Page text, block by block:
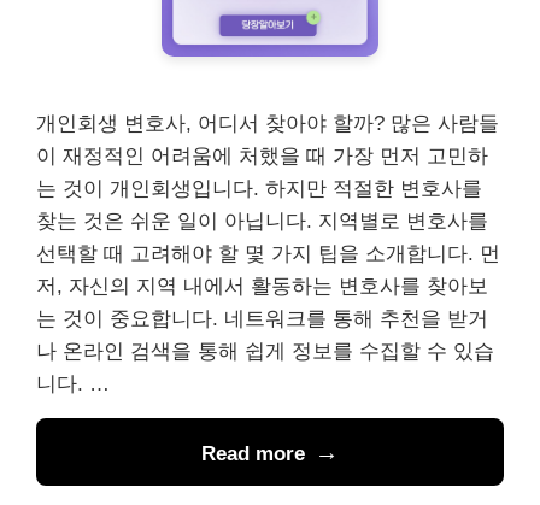
개인회생 변호사, 어디서 찾아야 할까? 많은 사람들
이 재정적인 어려움에 처했을 때 가장 먼저 고민하
는 것이 개인회생입니다. 하지만 적절한 변호사를
찾는 것은 쉬운 일이 아닙니다. 지역별로 변호사를
선택할 때 고려해야 할 몇 가지 팁을 소개합니다. 먼
저, 자신의 지역 내에서 활동하는 변호사를 찾아보
는 것이 중요합니다. 네트워크를 통해 추천을 받거
나 온라인 검색을 통해 쉽게 정보를 수집할 수 있습
니다. …
Read more